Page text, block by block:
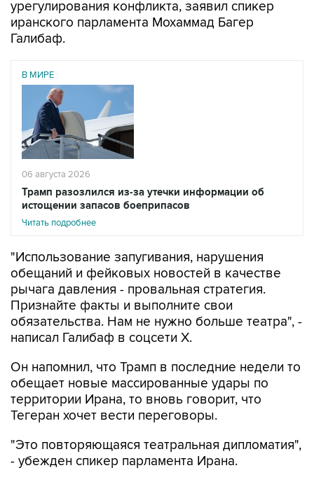
урегулирования конфликта, заявил спикер
иранского парламента Мохаммад Багер
Галибаф.
В МИРЕ
06 августа 2026
Трамп разозлился из-за утечки информации об
истощении запасов боеприпасов
Читать подробнее
"Использование запугивания, нарушения
обещаний и фейковых новостей в качестве
рычага давления - провальная стратегия.
Признайте факты и выполните свои
обязательства. Нам не нужно больше театра", -
написал Галибаф в соцсети X.
Он напомнил, что Трамп в последние недели то
обещает новые массированные удары по
территории Ирана, то вновь говорит, что
Тегеран хочет вести переговоры.
"Это повторяющаяся театральная дипломатия",
- убежден спикер парламента Ирана.